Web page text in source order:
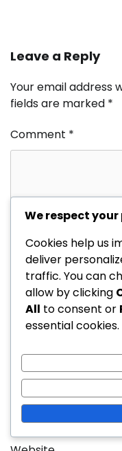
Leave a Reply
Your email address
fields are marked *
Comment *
Name*
Email*
We respect
Cookies help us
deliver
traffic. You can
allow by clicking
All to consent or
essential cookies.